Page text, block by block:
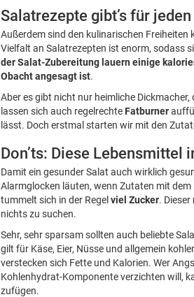
Salatrezepte gibt’s für
Außerdem sind den kulinarischen Freiheiten
Vielfalt an Salatrezepten ist enorm, sodass
der Salat-Zubereitung lauern einige
Obacht angesagt ist.
Aber es gibt nicht nur heimliche
lassen sich auch regelrechte Fatburner
lässt. Doch erstmal starten wir mit den
Don’ts: Diese Lebensmittel
Damit ein gesunder Salat auch wirklich
Alarmglocken läuten, wenn Zutaten mit dem
tummelt sich in der Regel viel Zucker.
nichts zu suchen.
Sehr, sehr sparsam sollten auch beliebte
gilt für Käse, Eier, Nüsse und allgemein
verstecken sich Fette und Kalorien. Wer
Kohlenhydrat-Komponente verzichten will,
zufügen.